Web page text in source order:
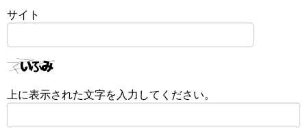
サイト
上に表示された文字を入力してください。